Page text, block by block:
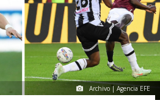
Archivo | Agencia EFE